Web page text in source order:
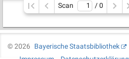
Scan / 0
©2026
Bayerische Staatsbibliothek